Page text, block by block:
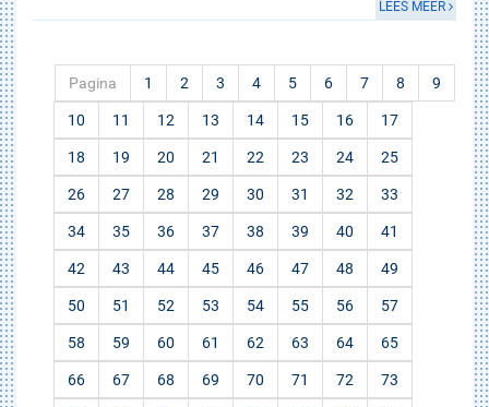
LEES MEER
Pagina 1 2 3 4 5 6 7 8 9
10 11 12 13 14 15 16 17
18 19 20 21 22 23 24 25
26 27 28 29 30 31 32 33
34 35 36 37 38 39 40 41
42 43 44 45 46 47 48 49
50 51 52 53 54 55 56 57
58 59 60 61 62 63 64 65
66 67 68 69 70 71 72 73